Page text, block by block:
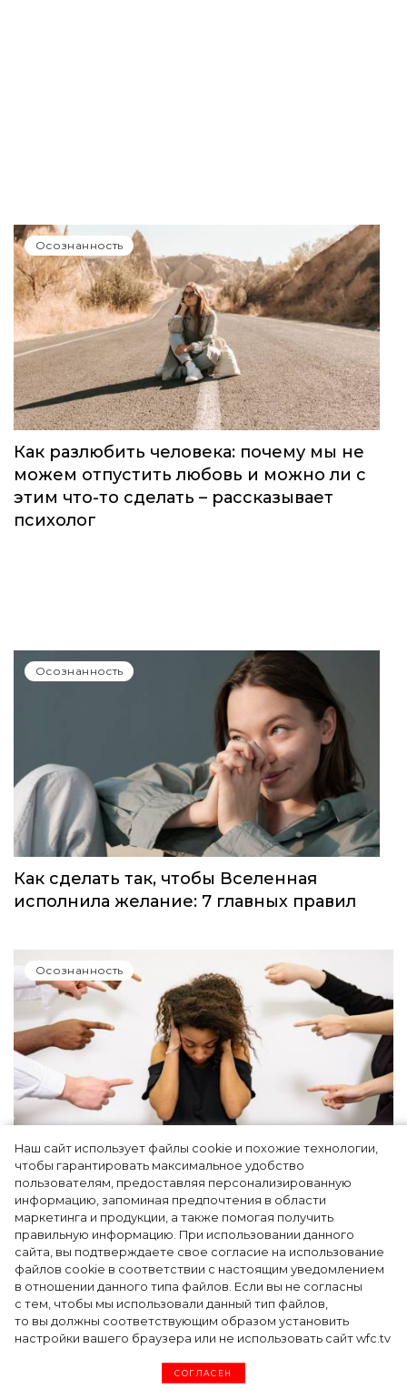
Наш сайт использует файлы cookie и похожие технологии,
чтобы гарантировать максимальное удобство
пользователям, предоставляя персонализированную
информацию, запоминая предпочтения в области
маркетинга и продукции, а также помогая получить
правильную информацию. При использовании данного
сайта, вы подтверждаете свое согласие на использование
файлов cookie в соответствии с настоящим уведомлением
в отношении данного типа файлов. Если вы не согласны
с тем, чтобы мы использовали данный тип файлов,
то вы должны соответствующим образом установить
настройки вашего браузера или не использовать сайт wfc.tv
СОГЛАСЕН
Осознанность
Как разлюбить человека: почему мы не
можем отпустить любовь и можно ли с
этим что-то сделать – рассказывает
психолог
Осознанность
Как сделать так, чтобы Вселенная
исполнила желание: 7 главных правил
Осознанность
Как простить людей, которые травили вас
в школе, и защитить своего ребенка от
буллинга – рассказывает психолог